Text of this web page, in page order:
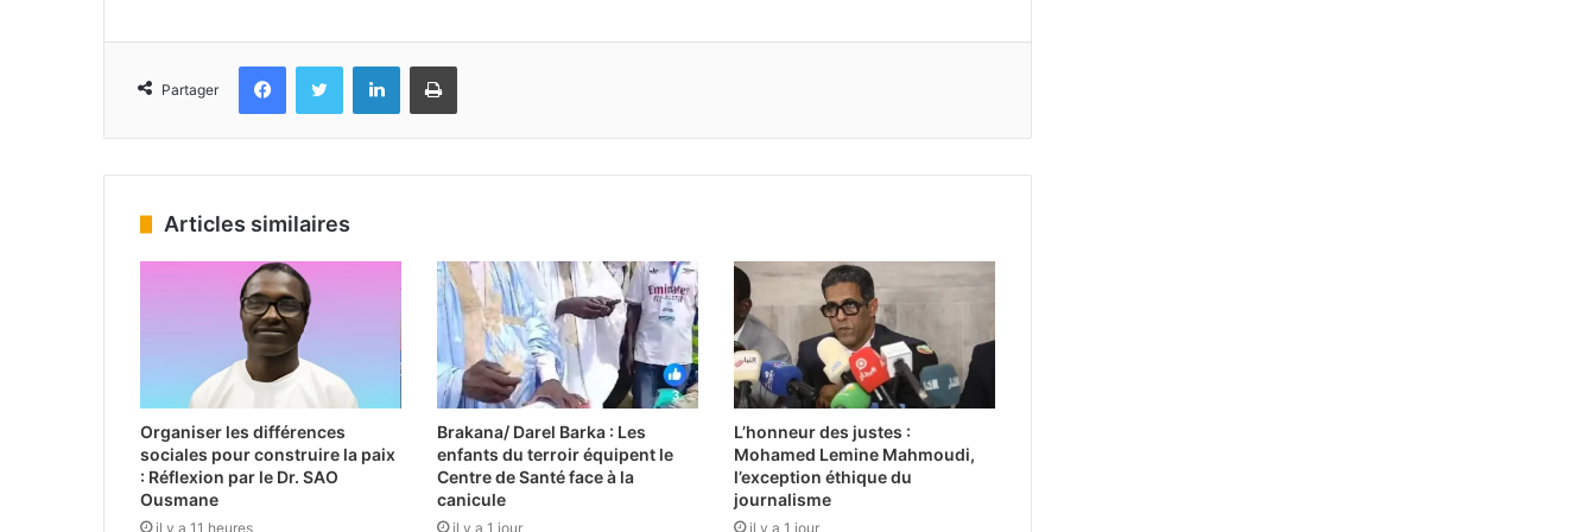
Partager
FacebookTwitter LinkedinImprimer
Articles similaires
Organiser les différences
sociales pour construire la paix
: Réflexion par le Dr. SAO
Ousmane
il y a 11 heures
Brakana/ Darel Barka : Les
enfants du terroir équipent le
Centre de Santé face à la
canicule
il y a 1 jour
L’honneur des justes :
Mohamed Lemine Mahmoudi,
l’exception éthique du
journalisme
il y a 1 jour